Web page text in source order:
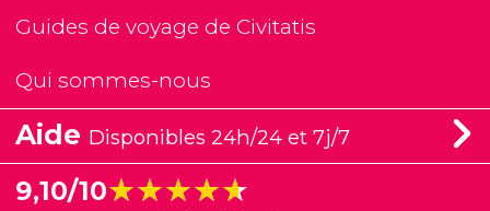
Guides de voyage de Civitatis
Qui sommes-nous
Aide Disponibles 24h/24 et 7j/7
9,10/10★★★★★
★★★★★